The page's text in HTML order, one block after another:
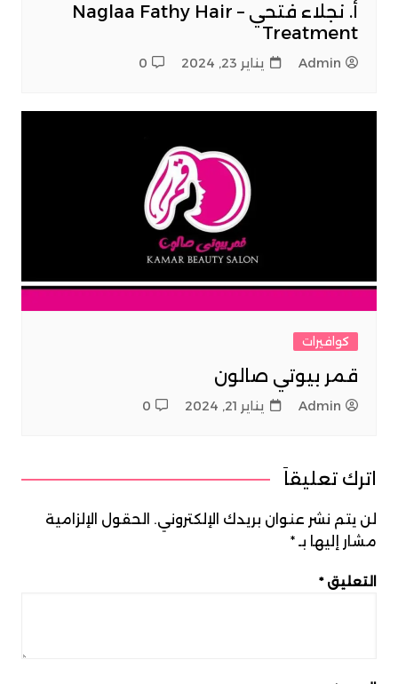
أ. نجلاء فتحي – Naglaa Fathy Hair
Treatment
Admin يناير 23, 2024 0
كوافيرات
قمر بيوتي صالون
Admin يناير 21, 2024 0
اترك تعليقاً
لن يتم نشر عنوان بريدك الإلكتروني. الحقول الإلزامية
مشار إليها بـ *
التعليق*